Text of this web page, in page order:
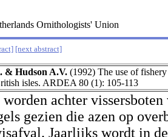
Ornithologists' Union
[next abstract]
& Hudson A.V. (1992) The use of
isles. ARDEA 80 (1): 105-113
achter
gezien die azen op
Jaarlijks wordt in